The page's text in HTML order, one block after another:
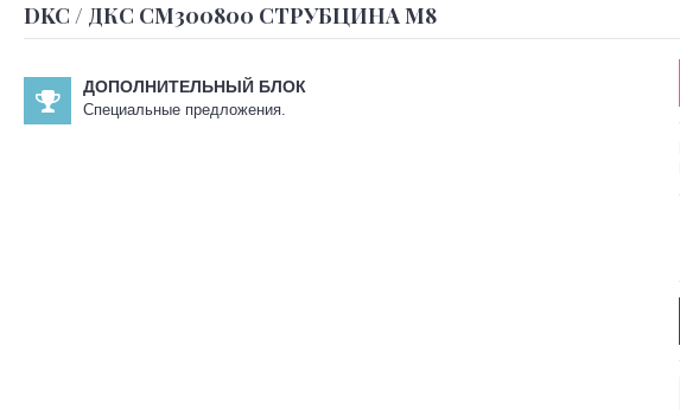
DKC / ДКС CM300800 СТРУБЦИНА М8
ДОПОЛНИТЕЛЬНЫЙ БЛОК
Специальные предложения.